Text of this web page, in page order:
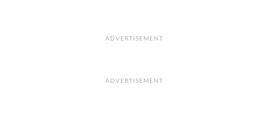
ADVERTISEMENT
ADVERTISEMENT